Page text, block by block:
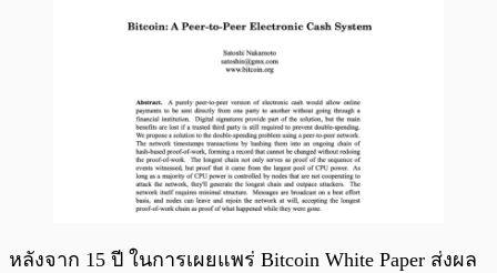
หลังจาก 15 ปี ในการเผยแพร่ Bitcoin White Paper ส่งผล